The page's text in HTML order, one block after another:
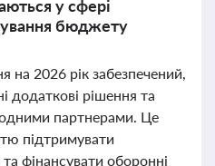
у сфері
бюджету
на 2026 рік забезпечений,
додаткові рішення та
партнерами. Це
підтримувати
фінансувати оборонні